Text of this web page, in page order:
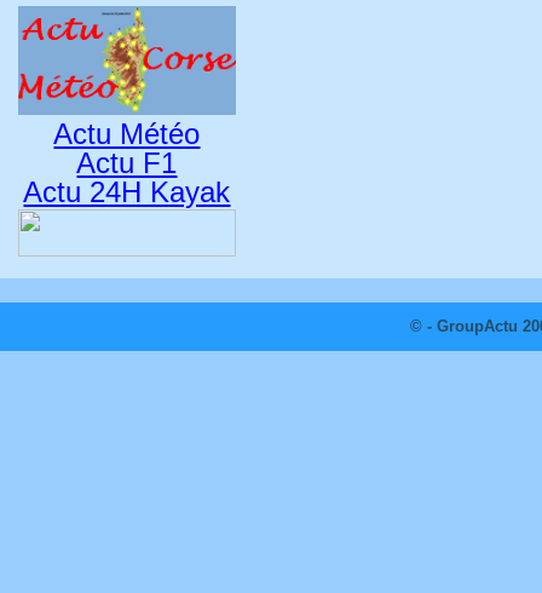
Actu Météo
Actu F1
Actu 24H Kayak
© - GroupActu